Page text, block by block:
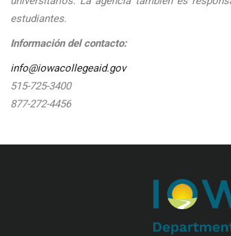
estudiantes.
Información del contacto:
info@iowacollegeaid.gov
515-725-3400
877-272-4456